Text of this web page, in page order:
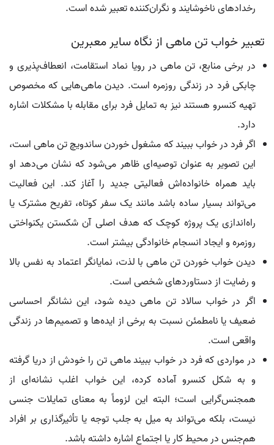
رخدادهای ناخوشایند و نگران‌کننده تعبیر شده است.
تعبیر خواب تن ماهی از نگاه سایر معبرین
در برخی منابع، تن ماهی در رویا نماد استقامت، انعطاف‌پذیری و
چابکی فرد در زندگی روزمره است. دیدن ماهی‌هایی که مخصوص
تهیه کنسرو هستند نیز به تمایل فرد برای مقابله با مشکلات اشاره
دارد.
اگر فرد در خواب ببیند که مشغول خوردن ساندویچ تن ماهی است،
این تصویر به عنوان توصیه‌ای ظاهر می‌شود که نشان می‌دهد او
باید همراه خانواده‌اش فعالیتی جدید را آغاز کند. این فعالیت
می‌تواند بسیار ساده باشد مانند یک سفر کوتاه، تفریح مشترک یا
راه‌اندازی یک پروژه کوچک که هدف اصلی آن شکستن یکنواختی
روزمره و ایجاد انسجام خانوادگی بیشتر است.
دیدن خواب خوردن تن ماهی با لذت، نمایانگر اعتماد به نفس بالا
و رضایت از دستاوردهای شخصی است.
اگر در خواب سالاد تن ماهی دیده شود، این نشانگر احساسی
ضعیف یا نامطمئن نسبت به برخی از ایده‌ها و تصمیم‌ها در زندگی
واقعی است.
در مواردی که فرد در خواب ببیند ماهی تن را خودش از دریا گرفته
و به شکل کنسرو آماده کرده، این خواب اغلب نشانه‌ای از
همجنس‌گرایی است؛ البته این لزوماً به معنای تمایلات جنسی
نیست، بلکه می‌تواند به میل به جلب توجه یا تأثیرگذاری بر افراد
هم‌جنس در محیط کار یا اجتماع اشاره داشته باشد.